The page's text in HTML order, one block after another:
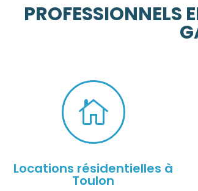
PROFESSIONNELS

Locations résidentielles à
Toulon